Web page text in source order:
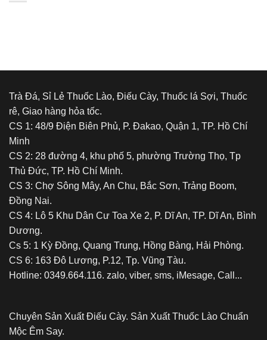
thích
nghiện
Trà Đá, Sỉ Lẻ Thuốc Lào, Điếu Cày, Thuốc lá Sợi, Thuốc
rê, Giao hàng hỏa tốc.
CS 1: 48/9 Điện Biên Phủ, P. Đakao, Quận 1, TP. Hồ Chí
Minh
CS 2: 28 đường 4, khu phố 5, phường Trường Thọ, Tp
Thủ Đức, TP. Hồ Chí Minh.
CS 3: Chợ Sông Mây, An Chu, Bắc Sơn, Trảng Boom,
Đồng Nai.
CS 4: Lô 5 Khu Dân Cư Toa Xe 2, P. Dĩ An, TP. Dĩ An, Bình
Dương.
Cs 5: 1 Kỳ Đồng, Quang Trung, Hồng Bàng, Hải Phòng.
CS 6: 163 Đô Lương, P.12, Tp. Vũng Tàu.
Hotline: 0349.664.116. zalo, viber, sms, iMesage, Call...
Chuyên Sản Xuất Điếu Cày. Sản Xuất Thuốc Lào Chuẩn
Mộc Êm Say.